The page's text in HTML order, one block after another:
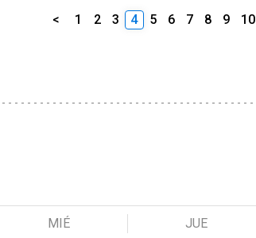
< 1 2 3 4 5 6 7 8 9 10
MIÉ JUE